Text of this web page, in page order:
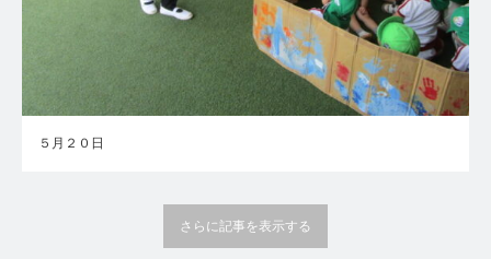
５月２０日
さらに記事を表示する